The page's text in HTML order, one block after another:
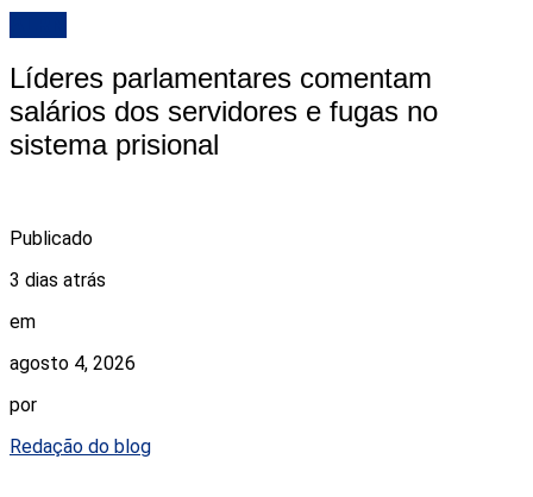
Líderes parlamentares comentam
salários dos servidores e fugas no
sistema prisional
Publicado
3 dias atrás
em
agosto 4, 2026
por
Redação do blog